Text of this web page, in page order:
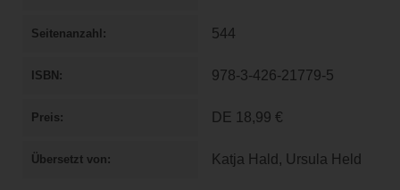
Seitenanzahl 544
ISBN 978-3-426-21779-5
Preis DE 18,99 €
Übersetzt von Katja Hald, Ursula Held